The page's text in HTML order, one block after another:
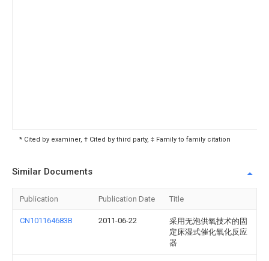
* Cited by examiner, † Cited by third party, ‡ Family to family citation
Similar Documents
Publication Publication Date Title
CN101164683B 2011-06-22
采用无泡供氧技术的固
定床湿式催化氧化反应
器